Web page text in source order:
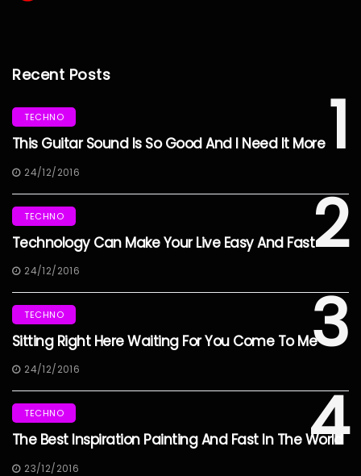
Recent Posts
1
TECHNO
This Guitar Sound Is So Good And I Need It More
24/12/2016
2
TECHNO
Technology Can Make Your Live Easy And Fast
24/12/2016
3
TECHNO
Sitting Right Here Waiting For You Come To Me
24/12/2016
4
TECHNO
The Best Inspiration Painting And Fast In The World
23/12/2016